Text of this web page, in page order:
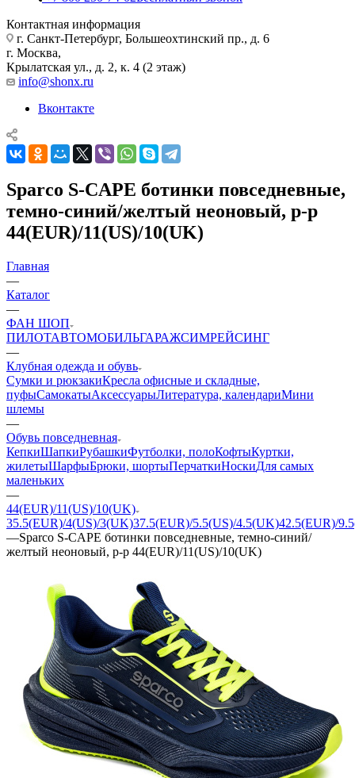
Контактная информация
г. Санкт-Петербург, Большеохтинский пр., д. 6
г. Москва,
Крылатская ул., д. 2, к. 4 (2 этаж)
info@shonx.ru
Вконтакте
Sparco S-CAPE ботинки повседневные,
темно-синий/желтый неоновый, р-р
44(EUR)/11(US)/10(UK)
Главная
—
Каталог
—
ФАН ШОП
ПИЛОТАВТОМОБИЛЬГАРАЖСИМРЕЙСИНГ
—
Клубная одежда и обувь
Сумки и рюкзакиКресла офисные и складные,
пуфыСамокатыАксессуарыЛитература, календариМини
шлемы
—
Обувь повседневная
КепкиШапкиРубашкиФутболки, полоКофтыКуртки,
жилетыШарфыБрюки, шортыПерчаткиНоскиДля самых
маленьких
—
44(EUR)/11(US)/10(UK)
35.5(EUR)/4(US)/3(UK)37.5(EUR)/5.5(US)/4.5(UK)42.5(EUR)/
—Sparco S-CAPE ботинки повседневные, темно-синий/
желтый неоновый, р-р 44(EUR)/11(US)/10(UK)